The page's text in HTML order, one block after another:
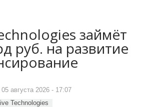
займёт
руб. на развитие
05 августа 2026 - 17:07
Technologies